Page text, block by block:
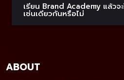
เรียน Brand Academy แล้ว
เช่นเดียวกันหรือไม่
ABOUT